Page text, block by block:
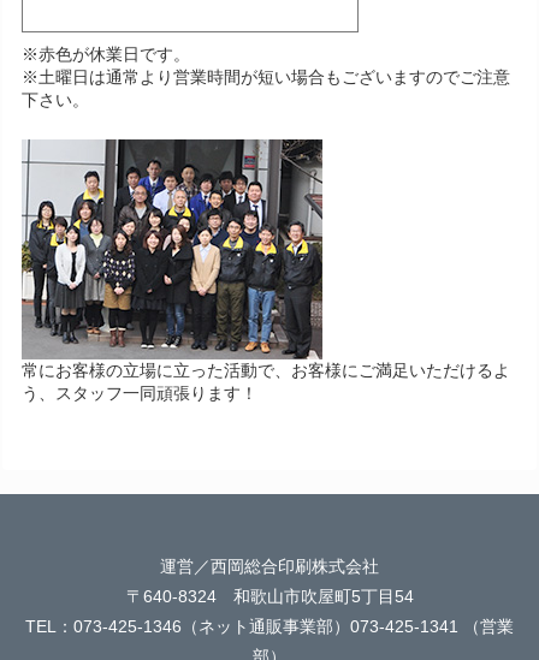
※赤色が休業日です。
※土曜日は通常より営業時間が短い場合もございますのでご注意
下さい。
常にお客様の立場に立った活動で、お客様にご満足いただけるよ
う、スタッフ一同頑張ります！
運営／西岡総合印刷株式会社
〒640-8324 和歌山市吹屋町5丁目54
TEL：073-425-1346（ネット通販事業部）073-425-1341 （営業